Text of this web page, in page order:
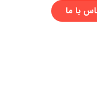
با ما